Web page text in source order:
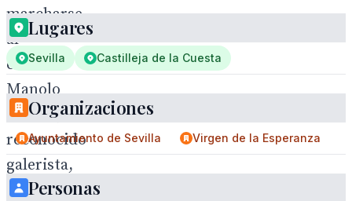
marcharse
al
cielo
Manolo
Cuervo,
reconocido
galerista,
oriundo
Lugares
Sevilla Castilleja de la Cuesta
Organizaciones
Ayuntamiento de Sevilla Virgen de la Esperanza
Personas